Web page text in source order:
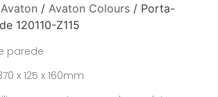
Avaton / Avaton Colours / Porta-
120110-Z115
parede
x 125 x 160mm